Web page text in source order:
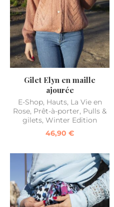
Gilet Elyn en maille
ajourée
E-Shop, Hauts, La Vie en
Rose, Prêt-à-porter, Pulls &
gilets, Winter Edition
46,90 €